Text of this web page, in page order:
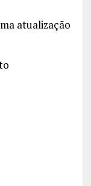
atualização